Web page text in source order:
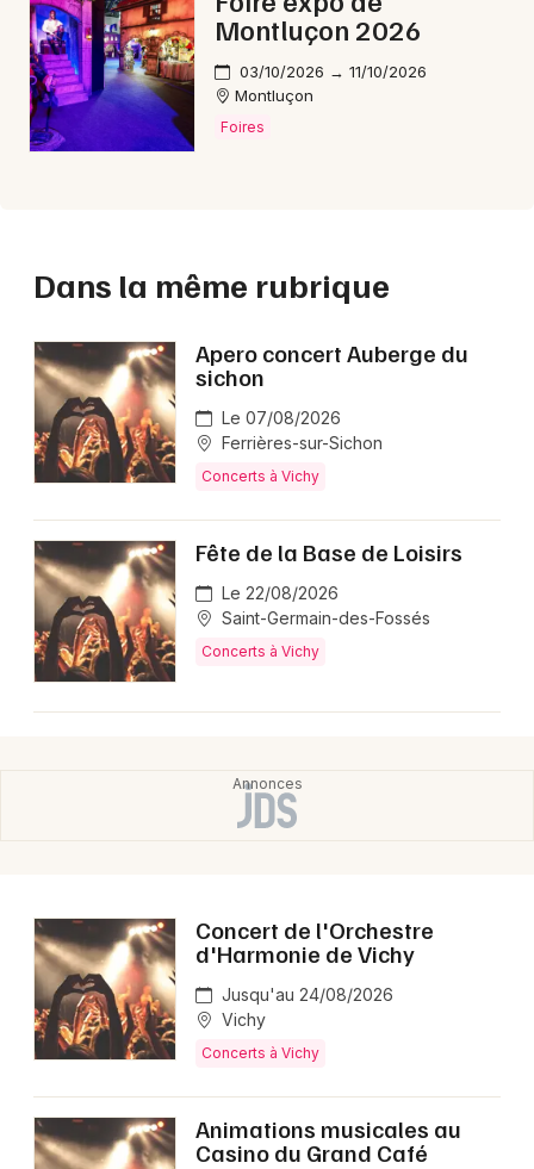
Montluçon 2026
03/10/2026 → 11/10/2026
Montluçon
Foires
Dans la même rubrique
Apero concert Auberge du
sichon
Le 07/08/2026
Ferrières-sur-Sichon
Concerts à Vichy
Fête de la Base de Loisirs
Le 22/08/2026
Saint-Germain-des-Fossés
Concerts à Vichy
Concert de l'Orchestre
d'Harmonie de Vichy
Jusqu'au 24/08/2026
Vichy
Concerts à Vichy
Animations musicales au
Casino du Grand Café